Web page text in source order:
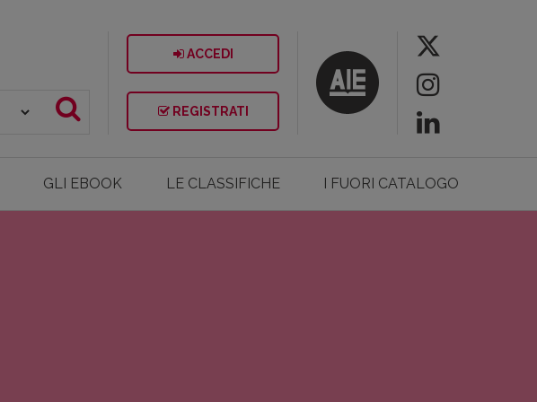
ACCEDI
REGISTRATI
GLI EBOOK LE CLASSIFICHE I FUORI CATALOGO